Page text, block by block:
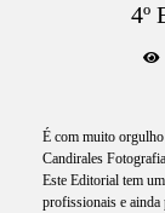
4º
É com muito
Candirales Fotografia
Este Editorial tem
profissionais e ainda